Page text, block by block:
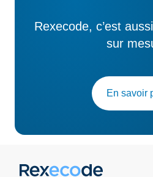
Rexecode, c’est
sur
En savoir